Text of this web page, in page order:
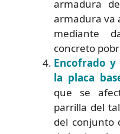
armadura
armadura va
mediante
concreto
Encofrado
la placa
que se
parrilla del
del conjunto